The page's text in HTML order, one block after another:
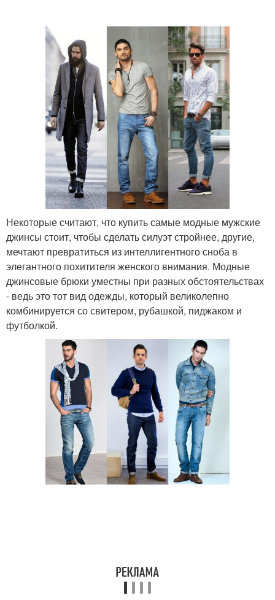
Некоторые считают, что купить самые модные мужские
джинсы стоит, чтобы сделать силуэт стройнее, другие,
мечтают превратиться из интеллигентного сноба в
элегантного похитителя женского внимания. Модные
джинсовые брюки уместны при разных обстоятельствах
- ведь это тот вид одежды, который великолепно
комбинируется со свитером, рубашкой, пиджаком и
футболкой.